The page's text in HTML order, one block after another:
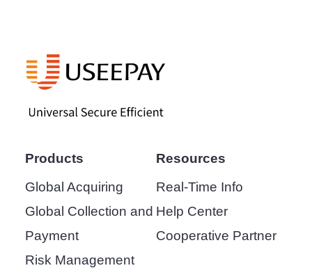
Products
Global Acquiring
Global Collection and
Payment
Risk Management
Resources
Real-Time Info
Help Center
Cooperative Partner